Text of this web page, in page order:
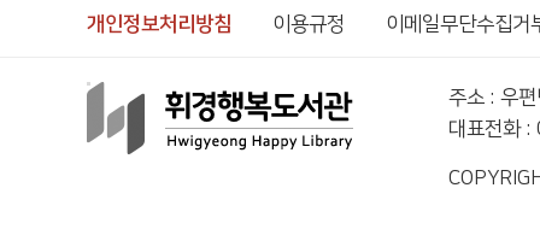
개인정보처리방침 이용규정 이메일무단수집거
주소 : 우
대표전화